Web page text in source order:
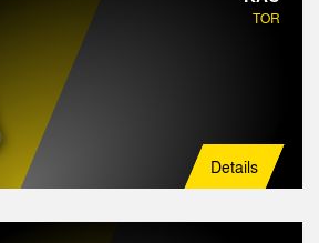
Mittelfeld
Angriff
TOR
Details